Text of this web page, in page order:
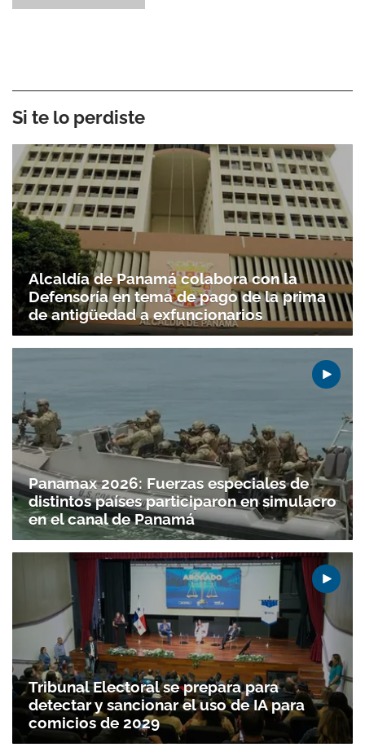
Si te lo perdiste
Alcaldía de Panamá colabora con la
Defensoría en tema de pago de la prima
de antigüedad a exfuncionarios
Panamax 2026: Fuerzas especiales de
distintos países participaron en simulacro
en el canal de Panamá
Tribunal Electoral se prepara para
detectar y sancionar el uso de IA para
comicios de 2029